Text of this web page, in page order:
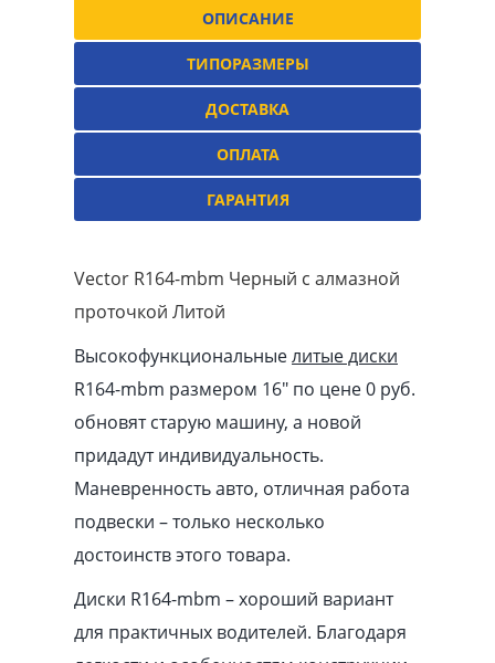
ОПИСАНИЕ
ТИПОРАЗМЕРЫ
ДОСТАВКА
ОПЛАТА
ГАРАНТИЯ
Vector R164-mbm Черный с алмазной
проточкой Литой
Высокофункциональныелитые диски
R164-mbm размером 16″ по цене 0 руб.
обновят старую машину, а новой
придадут индивидуальность.
Маневренность авто, отличная работа
подвески – только несколько
достоинств этого товара.
Диски R164-mbm – хороший вариант
для практичных водителей. Благодаря